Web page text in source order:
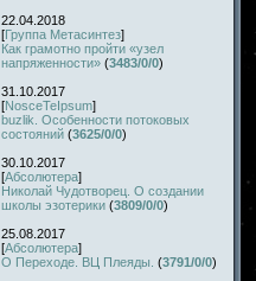
22.04.2018
[Группа Метасинтез]
Как грамотно пройти «узел
напряженности» (3483/0/0)
31.10.2017
[NosceTeIpsum]
buzlik. Особенности потоковых
состояний (3625/0/0)
30.10.2017
[Абсолютера]
Николай Чудотворец. О создании
школы эзотерики (3809/0/0)
25.08.2017
[Абсолютера]
О Переходе. ВЦ Плеяды. (3791/0/0)